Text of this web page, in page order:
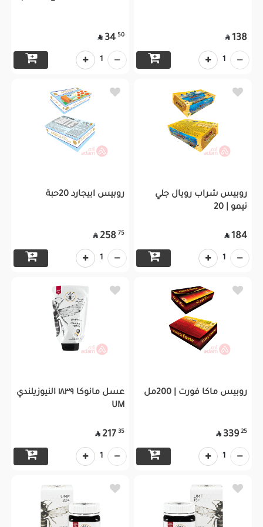
138

1
50
34

1
روبيس شراب رويال جلي
نيمو | 20
184

1
روبيس ابيجارد 20حبة
75
258

1
روبيس ماكا فورت | 200مل
25
339

1
عسل مانوكا ١٨٣٩ النيوزيلندي
UM
35
217

1